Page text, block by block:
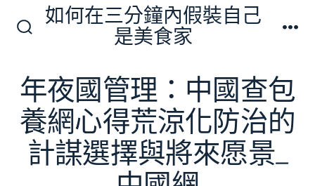
切
換
開
關
如何在三分鐘內假裝自己
是美食家
年夜國管理：中國查包
養網心得荒涼化防治的
計謀選擇與將來愿景_